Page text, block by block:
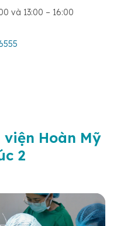
và 13:00 – 16:00
viện Hoàn Mỹ
2